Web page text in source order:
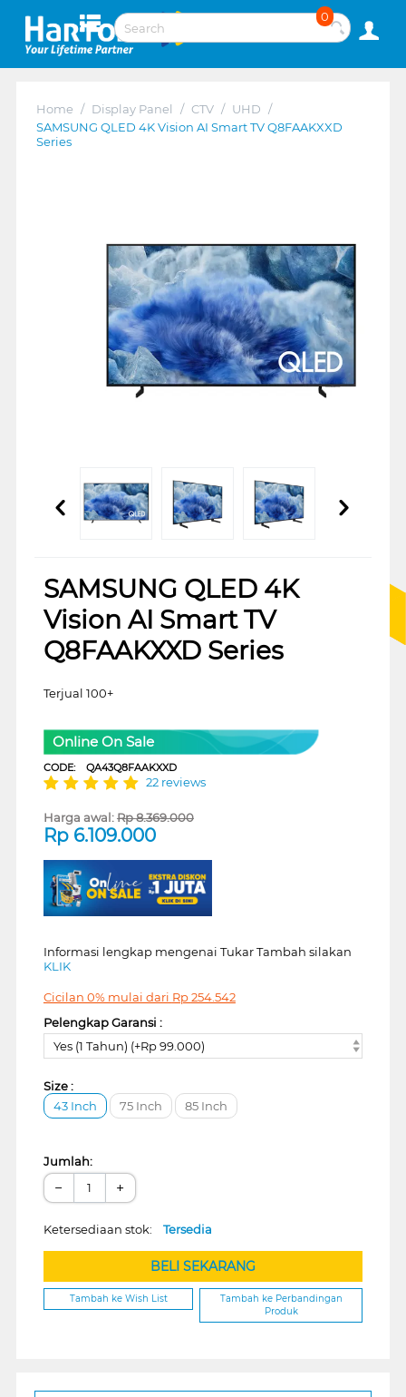
0
Home / Display Panel / CTV / UHD /
SAMSUNG QLED 4K Vision AI Smart TV Q8FAAKXXD
Series
SAMSUNG QLED 4K
Vision AI Smart TV
Q8FAAKXXD Series
Terjual 100+
Online On Sale
CODE: QA43Q8FAAKXXD
22 reviews
Harga awal:Rp8.369.000
Rp 6.109.000
Informasi lengkap mengenai Tukar Tambah silakan
KLIK
Cicilan 0% mulai dari Rp254.542
Pelengkap Garansi :
Yes (1 Tahun) (+Rp 99.000)
Size :
43 Inch
75 Inch 85 Inch
Jumlah:
− +
Ketersediaan stok: Tersedia
BELI SEKARANG
Tambah ke Wish List
Tambah ke Perbandingan
Produk